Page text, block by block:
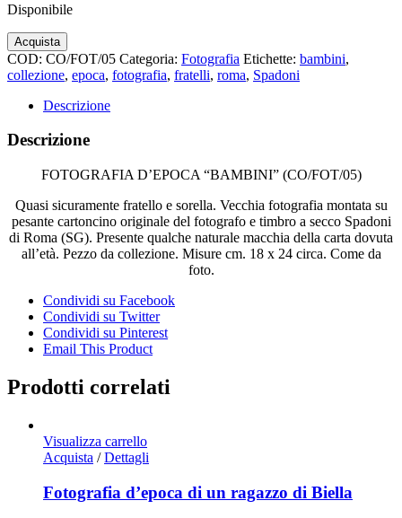
Disponibile
Fotografia
d'epoca
due
Acquista
COD: CO/FOT/05 Categoria: Fotografia Etichette: bambini,
collezione, epoca, fotografia, fratelli, roma, Spadoni
Descrizione
Descrizione
FOTOGRAFIA D’EPOCA “BAMBINI” (CO/FOT/05)
Quasi sicuramente fratello e sorella. Vecchia fotografia montata su
pesante cartoncino originale del fotografo e timbro a secco Spadoni
di Roma (SG). Presente qualche naturale macchia della carta dovuta
all’età. Pezzo da collezione. Misure cm. 18 x 24 circa. Come da
foto.
Condividi su Facebook
Condividi su Twitter
Condividi su Pinterest
Email This Product
Prodotti correlati
Visualizza carrello
Acquista / Dettagli
Fotografia d’epoca di un ragazzo di Biella